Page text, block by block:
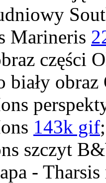
Marineris
części
biały
143k gif
szczyt
-